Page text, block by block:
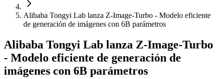
Alibaba Tongyi Lab lanza Z-Image-Turbo - Modelo eficiente
de generación de imágenes con 6B parámetros
Alibaba Tongyi Lab lanza Z-Image-Turbo
- Modelo eficiente de generación de
imágenes con 6B parámetros